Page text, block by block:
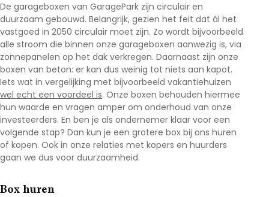
De garageboxen van GaragePark zijn circulair en
duurzaam gebouwd. Belangrijk, gezien het feit dat ál het
vastgoed in 2050 circulair moet zijn. Zo wordt bijvoorbeeld
alle stroom die binnen onze garageboxen aanwezig is, via
zonnepanelen op het dak verkregen. Daarnaast zijn onze
boxen van beton: er kan dus weinig tot niets aan kapot.
Iets wat in vergelijking met bijvoorbeeld vakantiehuizen
wel echt een voordeel is. Onze boxen behouden hiermee
hun waarde en vragen amper om onderhoud van onze
investeerders. En ben je als ondernemer klaar voor een
volgende stap? Dan kun je een grotere box bij ons huren
of kopen. Ook in onze relaties met kopers en huurders
gaan we dus voor duurzaamheid.
Box huren